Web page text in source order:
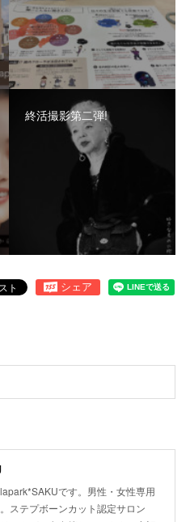
終活撮影第二弾!
です。男性・女性専用
ステプボーンカット認定サロン